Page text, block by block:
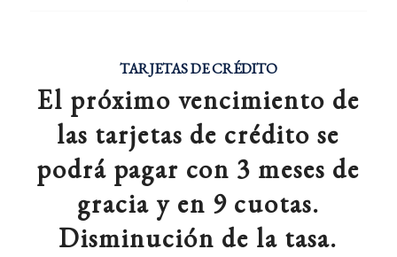
TARJETAS DE CRÉDITO
El próximo vencimiento de
las tarjetas de crédito se
podrá pagar con 3 meses de
gracia y en 9 cuotas.
Disminución de la tasa.